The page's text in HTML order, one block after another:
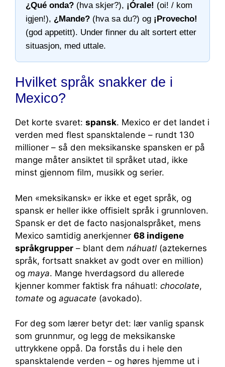
¿Qué onda? (hva skjer?), ¡Órale! (oi! / kom
igjen!), ¿Mande? (hva sa du?) og ¡Provecho!
(god appetitt). Under finner du alt sortert etter
situasjon, med uttale.
Hvilket språk snakker de i
Mexico?
Det korte svaret: spansk. Mexico er det landet i
verden med flest spansktalende – rundt 130
millioner – så den meksikanske spansken er på
mange måter ansiktet til språket utad, ikke
minst gjennom film, musikk og serier.
Men «meksikansk» er ikke et eget språk, og
spansk er heller ikke offisielt språk i grunnloven.
Spansk er det de facto nasjonalspråket, mens
Mexico samtidig anerkjenner 68 indigene
språkgrupper – blant dem náhuatl (aztekernes
språk, fortsatt snakket av godt over en million)
og maya. Mange hverdagsord du allerede
kjenner kommer faktisk fra náhuatl: chocolate,
tomate og aguacate (avokado).
For deg som lærer betyr det: lær vanlig spansk
som grunnmur, og legg de meksikanske
uttrykkene oppå. Da forstås du i hele den
spansktalende verden – og høres hjemme ut i